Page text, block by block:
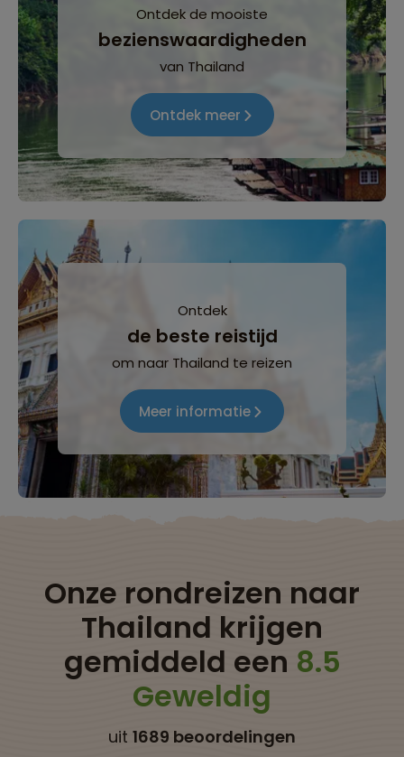
Ontdek de mooiste
bezienswaardigheden
van Thailand
Ontdek meer
Ontdek
de beste reistijd
om naar Thailand te reizen
Meer informatie
Onze rondreizen naar
Thailand krijgen
gemiddeld een 8.5
Geweldig
uit 1689 beoordelingen